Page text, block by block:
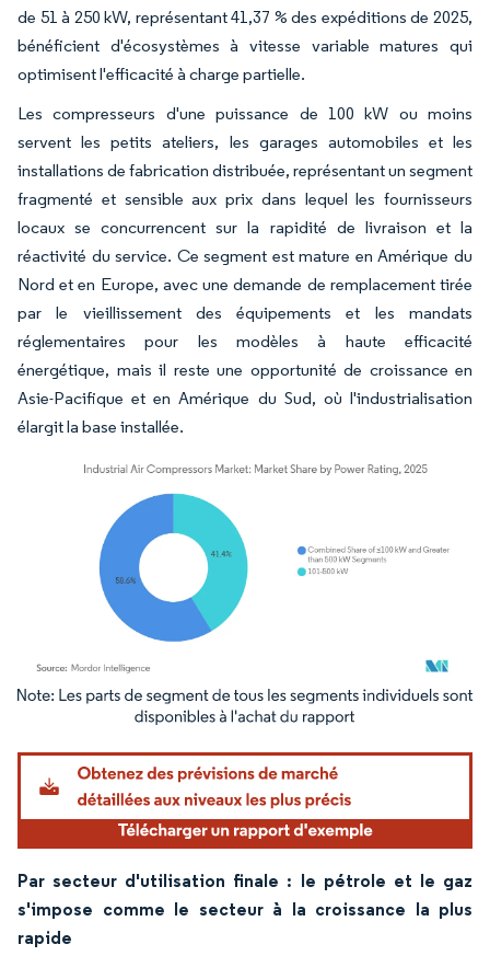
de 51 à 250 kW, représentant 41,37 % des expéditions de 2025,
bénéficient d'écosystèmes à vitesse variable matures qui
optimisent l'efficacité à charge partielle.
Les compresseurs d'une puissance de 100 kW ou moins
servent les petits ateliers, les garages automobiles et les
installations de fabrication distribuée, représentant un segment
fragmenté et sensible aux prix dans lequel les fournisseurs
locaux se concurrencent sur la rapidité de livraison et la
réactivité du service. Ce segment est mature en Amérique du
Nord et en Europe, avec une demande de remplacement tirée
par le vieillissement des équipements et les mandats
réglementaires pour les modèles à haute efficacité
énergétique, mais il reste une opportunité de croissance en
Asie-Pacifique et en Amérique du Sud, où l'industrialisation
élargit la base installée.
Image © Mordor Intelligence. La réutilisation nécessite une attribution sous CC BY
Par secteur d'utilisation finale : le pétrole et le gaz
s'impose comme le secteur à la croissance la plus
rapide